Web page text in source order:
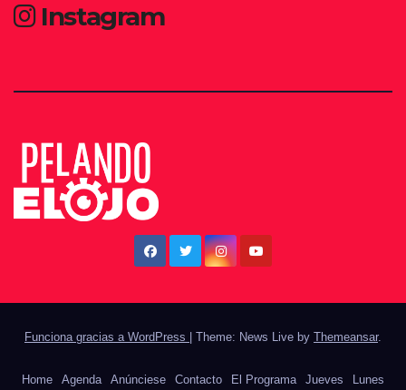
Instagram
Funciona gracias a WordPress Theme: News Live by Themeansar.
Home Agenda Anúnciese Contacto El Programa Jueves Lunes